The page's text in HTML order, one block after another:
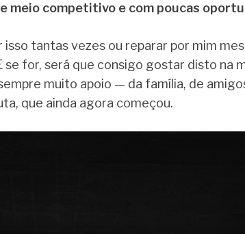
meio competitivo e com poucas
tantas vezes ou reparar por mim
se for, será que consigo gostar disto na
muito apoio — da família, de
que ainda agora começou.